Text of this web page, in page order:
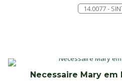
14.0077 -
Necessaire Mary em